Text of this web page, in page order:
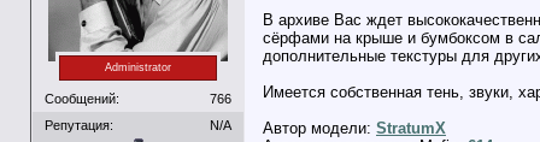
Administrator
Сообщений:
766
Репутация:
N/A
В архиве Вас ждет
сёрфами на крыше и бумбоксом в
дополнительные текстуры для
Имеется собственная тень, звуки,
Автор модели: StratumX